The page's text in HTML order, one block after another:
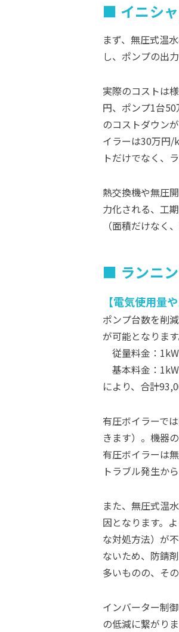
イニシ
まず、無圧式温
し、ポンプの出
実際のコストは
円、ポンプ1台
のコストダウン
イラーは30万円/
トだけでなく、
熱交換機や無圧
力化される、工
（面積だけなく
ランニ
電気使用量
ポンプ台数を削
が可能となりま
従量料金：
基本料金：
により、合計
有圧ボイラーで
きます）。機器
有圧ボイラーは
トラブル発生か
また、無圧式温
因となります。
な対処方法）が
ないため、防錆
多いものの、そ
インバーター制
の低減に繋がりま